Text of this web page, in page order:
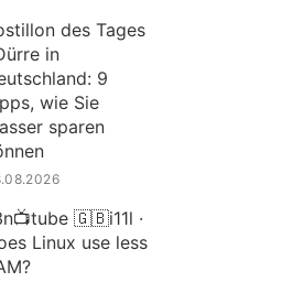
des Tages
in
9
wie Sie
sparen
🇬🇧i11l ·
Linux use less